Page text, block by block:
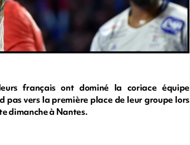
français ont dominé la coriace équipe
vers la première place de leur groupe lors
dimanche à Nantes.